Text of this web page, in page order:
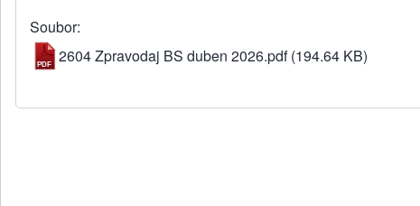
Soubor
2604 Zpravodaj BS duben 2026.pdf (194.64 KB)